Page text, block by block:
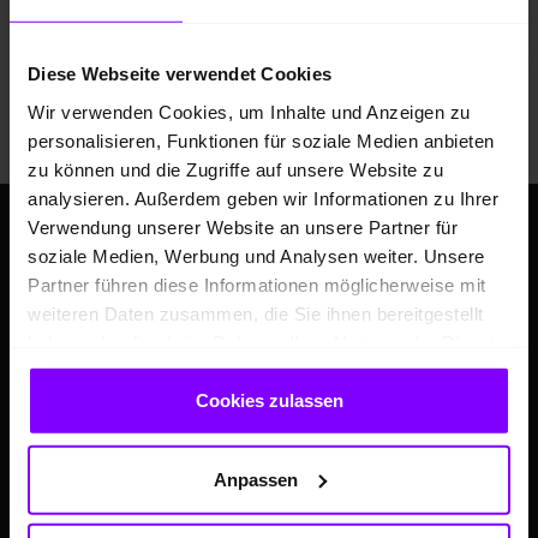
Diese Webseite verwendet Cookies
Wir verwenden Cookies, um Inhalte und Anzeigen zu
personalisieren, Funktionen für soziale Medien anbieten
zu können und die Zugriffe auf unsere Website zu
analysieren. Außerdem geben wir Informationen zu Ihrer
Verwendung unserer Website an unsere Partner für
soziale Medien, Werbung und Analysen weiter. Unsere
Partner führen diese Informationen möglicherweise mit
weiteren Daten zusammen, die Sie ihnen bereitgestellt
gesammelt haben.
Cookies zulassen
Anpassen
Fahrzeugangebot der Hülpert SK GmbH
Mehr Fahrzeuge anzeigen
Hülpert Festpreiswochen - Großer